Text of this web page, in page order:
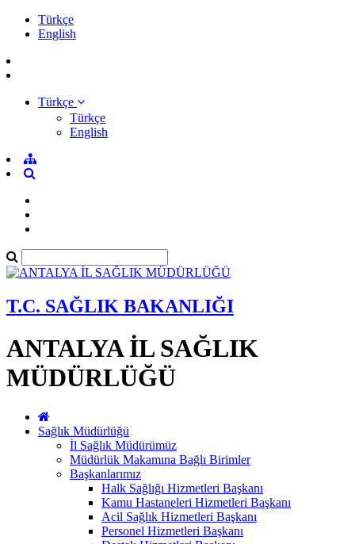
Türkçe
English
Türkçe
Türkçe
English
T.C. SAĞLIK BAKANLIĞI
ANTALYA İL SAĞLIK
MÜDÜRLÜĞÜ
Sağlık Müdürlüğü
İl Sağlık Müdürümüz
Müdürlük Makamına Bağlı Birimler
Başkanlarımız
Halk Sağlığı Hizmetleri Başkanı
Kamu Hastaneleri Hizmetleri Başkanı
Acil Sağlık Hizmetleri Başkanı
Personel Hizmetleri Başkanı